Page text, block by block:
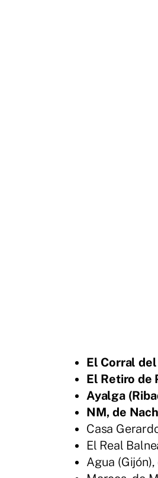
El Corral
El Retiro de
Ayalga
NM, de
Casa
El Real
Agua